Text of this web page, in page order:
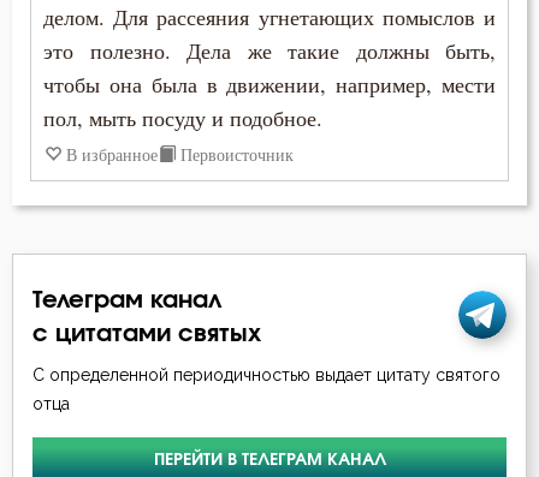
Обида
Обличение
Одежда
Оскорбление
Отчаяние
Плач
Плоть
делом. Для рассеяния угнетающих помыслов и
это полезно. Дела же такие должны быть,
чтобы она была в движении, например, мести
пол, мыть посуду и подобное.
В избранное Первоисточник
Телеграм канал
с цитатами святых
С определенной периодичностью выдает цитату святого
отца
ПЕРЕЙТИ В ТЕЛЕГРАМ КАНАЛ